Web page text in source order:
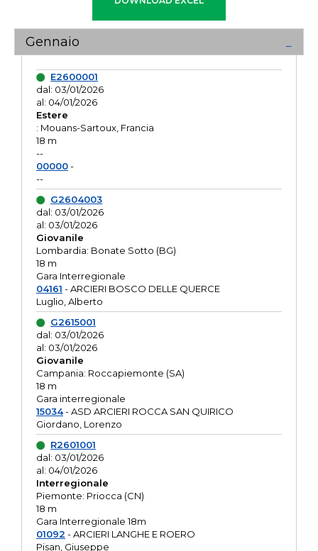
Gennaio
E2600001
dal: 03/01/2026
al: 04/01/2026
Estere
: Mouans-Sartoux, Francia
18 m
--
00000-
--
G2604003
dal: 03/01/2026
al: 03/01/2026
Giovanile
Lombardia: Bonate Sotto (BG)
18 m
Gara Interregionale
04161 - ARCIERI BOSCO DELLE QUERCE
Luglio, Alberto
G2615001
dal: 03/01/2026
al: 03/01/2026
Giovanile
Campania: Roccapiemonte (SA)
18 m
Gara interregionale
15034- ASD ARCIERI ROCCA SAN QUIRICO
Giordano, Lorenzo
R2601001
dal: 03/01/2026
al: 04/01/2026
Interregionale
Piemonte: Priocca (CN)
18 m
Gara Interregionale 18m
01092 - ARCIERI LANGHE E ROERO
Pisan, Giuseppe